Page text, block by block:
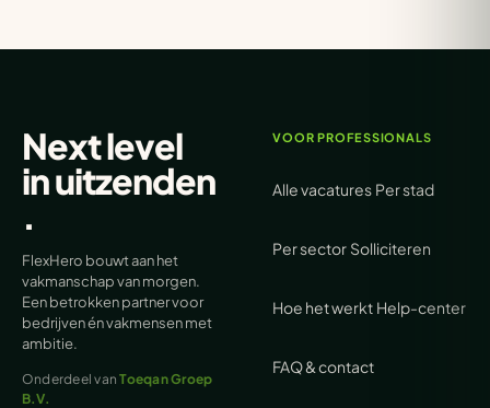
Next level
inuitzenden
.
FlexHero bouwt aan het
vakmanschap van morgen.
Een betrokken partner voor
bedrijven én vakmensen met
ambitie.
Onderdeel vanToeqan Groep
B.V.
VOOR PROFESSIONALS
Alle vacatures Per stad
Per sector Solliciteren
Hoe het werkt Help-center
FAQ & contact